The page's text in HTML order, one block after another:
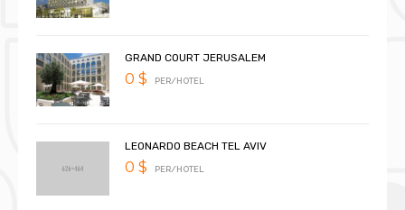
GRAND COURT JERUSALEM
0 $ PER/HOTEL
LEONARDO BEACH TEL AVIV
0 $ PER/HOTEL